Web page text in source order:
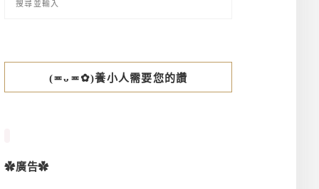
(≖ᴗ≖✿)養小人需要您的讚
✿廣告✿